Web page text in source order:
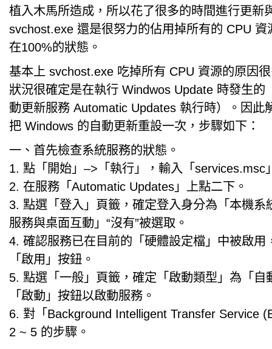
植入木馬所造成，所以花了很多的時間進行更新
svchost.exe 還是很努力的佔用掉所有的 CPU 資
在100%的狀態。
基本上 svchost.exe 吃掉所有 CPU 資源的原因
狀況很確定是在執行 Windwos Update 時發生的
動更新服務 Automatic Updates 執行時）。因此
把 Windows 的自動更新重設一次，步驟如下：
一、首先檢查系統服務的狀態。
1. 點「開始」–>「執行」，輸入「services.msc
2. 在服務「Automatic Updates」上點二下。
3. 點選「登入」頁籤，確定登入身分為「本機系
服務與桌面互動」“沒有”被選取。
4. 確認服務已在目前的「硬體設定檔」中被啟用
「啟用」按鈕。
5. 點選「一般」頁籤，確定「啟動類型」為「自
「啟動」按鈕以啟動服務。
6. 對「Background Intelligent Transfer Service
2 ~ 5 的步驟。